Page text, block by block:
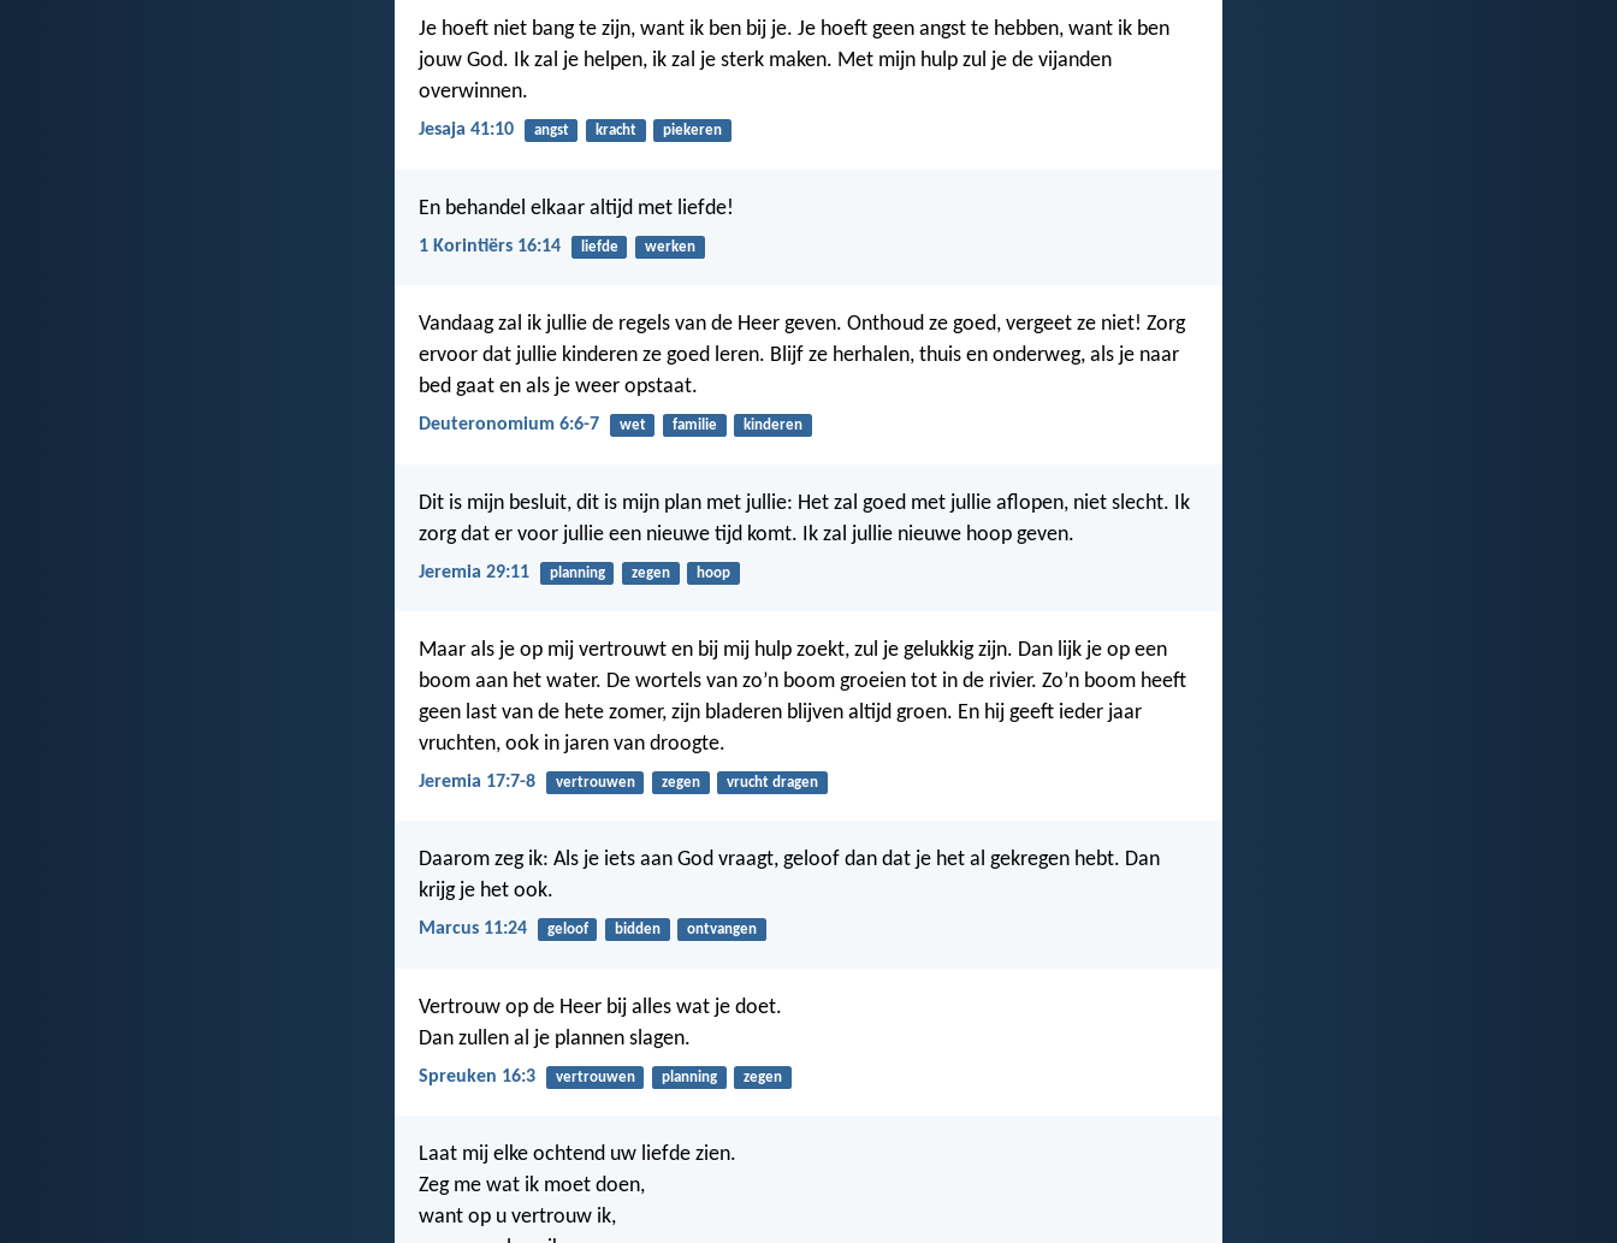
Je hoeft niet bang te zijn, want ik ben bij je. Je hoeft geen angst te hebben, want ik ben
jouw God. Ik zal je helpen, ik zal je sterk maken. Met mijn hulp zul je de vijanden
overwinnen.
Jesaja 41:10 angst kracht piekeren
En behandel elkaar altijd met liefde!
1 Korintiërs 16:14 liefde werken
Vandaag zal ik jullie de regels van de Heer geven. Onthoud ze goed, vergeet ze niet! Zorg
ervoor dat jullie kinderen ze goed leren. Blijf ze herhalen, thuis en onderweg, als je naar
bed gaat en als je weer opstaat.
Deuteronomium 6:6-7 wet familie kinderen
Dit is mijn besluit, dit is mijn plan met jullie: Het zal goed met jullie aflopen, niet slecht. Ik
zorg dat er voor jullie een nieuwe tijd komt. Ik zal jullie nieuwe hoop geven.
Jeremia 29:11 planning zegen hoop
Maar als je op mij vertrouwt en bij mij hulp zoekt, zul je gelukkig zijn. Dan lijk je op een
boom aan het water. De wortels van zo’n boom groeien tot in de rivier. Zo’n boom heeft
geen last van de hete zomer, zijn bladeren blijven altijd groen. En hij geeft ieder jaar
vruchten, ook in jaren van droogte.
Jeremia 17:7-8 vertrouwen zegen vrucht dragen
Daarom zeg ik: Als je iets aan God vraagt, geloof dan dat je het al gekregen hebt. Dan
krijg je het ook.
Marcus 11:24 geloof bidden ontvangen
Vertrouw op de Heer bij alles wat je doet.
Dan zullen al je plannen slagen.
Spreuken 16:3 vertrouwen planning zegen
Laat mij elke ochtend uw liefde zien.
Zeg me wat ik moet doen,
want op u vertrouw ik,